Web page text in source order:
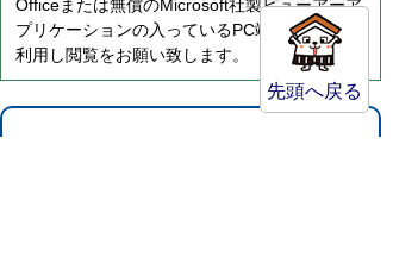
Officeまたは無償のMicrosoft社製ビューアーア
プリケーションの入っているPC端末などをご
利用し閲覧をお願い致します。
先頭へ戻る